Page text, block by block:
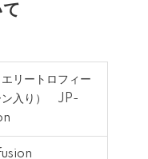
リートロフィー
ン入り） JP-